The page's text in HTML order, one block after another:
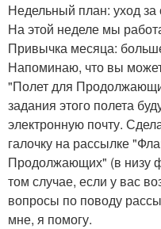
Недельный план: уход за
На этой неделе мы
Привычка месяца:
Напоминаю, что вы
"Полет для
задания этого полета
электронную почту.
галочку на рассылке
Продолжающих" (в низу
том случае, если у вас
вопросы по поводу
мне, я помогу.